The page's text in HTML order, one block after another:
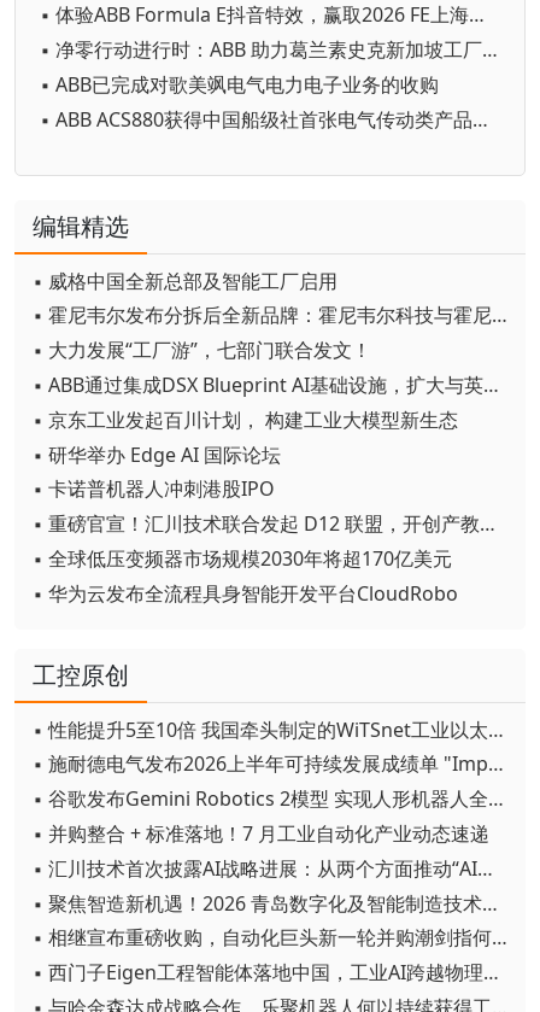
▪ 体验ABB Formula E抖音特效，赢取2026 FE上海站门票
▪ 净零行动进行时：ABB 助力葛兰素史克新加坡工厂实现可持续发展飞跃
▪ ABB已完成对歌美飒电气电力电子业务的收购
▪ ABB ACS880获得中国船级社首张电气传动类产品网络安全型式认可证书
编辑精选
▪ 威格中国全新总部及智能工厂启用
▪ 霍尼韦尔发布分拆后全新品牌：霍尼韦尔科技与霍尼韦尔航空航天
▪ 大力发展“工厂游”，七部门联合发文！
▪ ABB通过集成DSX Blueprint AI基础设施，扩大与英伟达的合作
▪ 京东工业发起百川计划， 构建工业大模型新生态
▪ 研华举办 Edge AI 国际论坛
▪ 卡诺普机器人冲刺港股IPO
▪ 重磅官宣！汇川技术联合发起 D12 联盟，开创产教融合新范式
▪ 全球低压变频器市场规模2030年将超170亿美元
▪ 华为云发布全流程具身智能开发平台CloudRobo
工控原创
▪ 性能提升5至10倍 我国牵头制定的WiTSnet工业以太网国际标准正式发布
▪ 施耐德电气发布2026上半年可持续发展成绩单 "Impact 2030"路线图开局稳健
▪ 谷歌发布Gemini Robotics 2模型 实现人形机器人全身智能控制突破
▪ 并购整合 + 标准落地！7 月工业自动化产业动态速递
▪ 汇川技术首次披露AI战略进展：从两个方面推动“AI业务化”落地
▪ 聚焦智造新机遇！2026 青岛数字化及智能制造技术论坛圆满落幕
▪ 相继宣布重磅收购，自动化巨头新一轮并购潮剑指何方？
▪ 西门子Eigen工程智能体落地中国，工业AI跨越物理世界“确定性”拐点